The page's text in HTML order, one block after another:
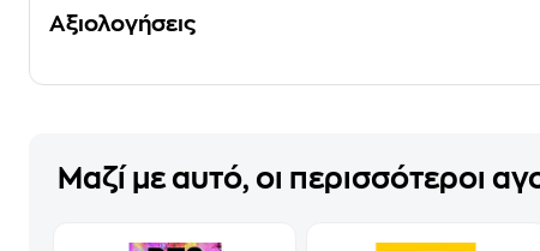
Αξιολογήσεις
Μαζί με αυτό, οι περισσότεροι